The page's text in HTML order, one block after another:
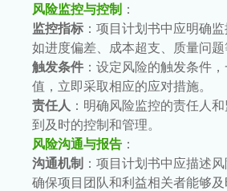
风险监控与控制 ：
监控指标 ：项目计划书中应明确
如进度偏差、成本超支、质量问题
触发条件 ：设定风险的触发条件
值，立即采取相应的应对措施。
责任人 ：明确风险监控的责任人
到及时的控制和管理。
风险沟通与报告 ：
沟通机制 ：项目计划书中应描述
确保项目团队和利益相关者能够